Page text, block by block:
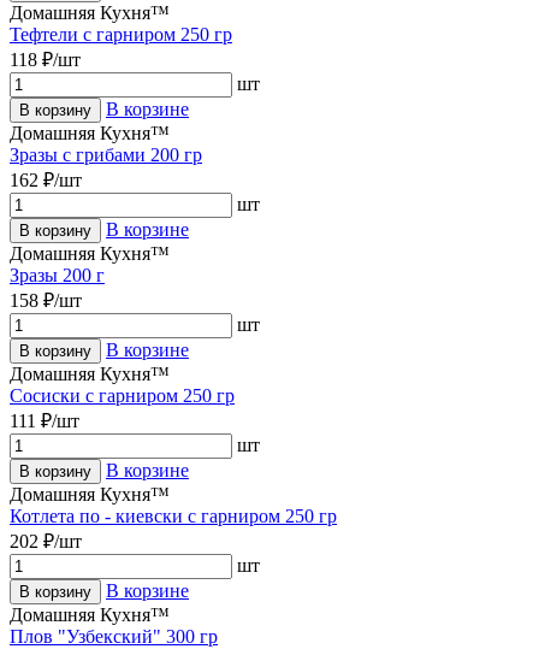
Домашняя Кухня™
Тефтели с гарниром 250 гр
118 ₽/шт
шт
В корзину
В корзине
Домашняя Кухня™
Зразы с грибами 200 гр
162 ₽/шт
шт
В корзину
В корзине
Домашняя Кухня™
Зразы 200 г
158 ₽/шт
шт
В корзину
В корзине
Домашняя Кухня™
Сосиски с гарниром 250 гр
111 ₽/шт
шт
В корзину
В корзине
Домашняя Кухня™
Котлета по - киевски с гарниром 250 гр
202 ₽/шт
шт
В корзину
В корзине
Домашняя Кухня™
Плов "Узбекский" 300 гр